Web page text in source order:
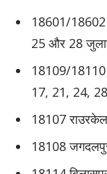
18601/18602
25 और 28
18109/18110
17, 21, 24,
18107
18108